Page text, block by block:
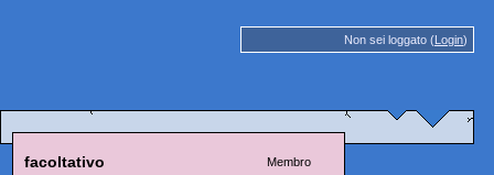
Non sei loggato (Login)
facoltativo Membro